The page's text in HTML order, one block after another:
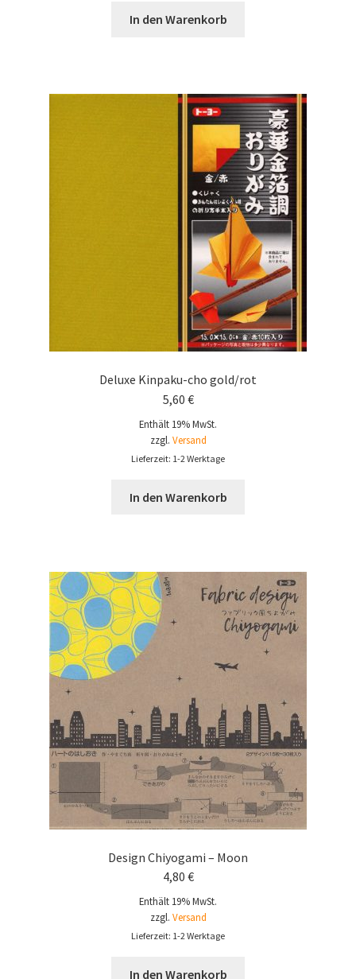
In den Warenkorb
Deluxe Kinpaku-cho gold/rot
5,60 €
Enthält 19% MwSt.
zzgl. Versand
Lieferzeit: 1-2 Werktage
In den Warenkorb
Design Chiyogami – Moon
4,80 €
Enthält 19% MwSt.
zzgl. Versand
Lieferzeit: 1-2 Werktage
In den Warenkorb